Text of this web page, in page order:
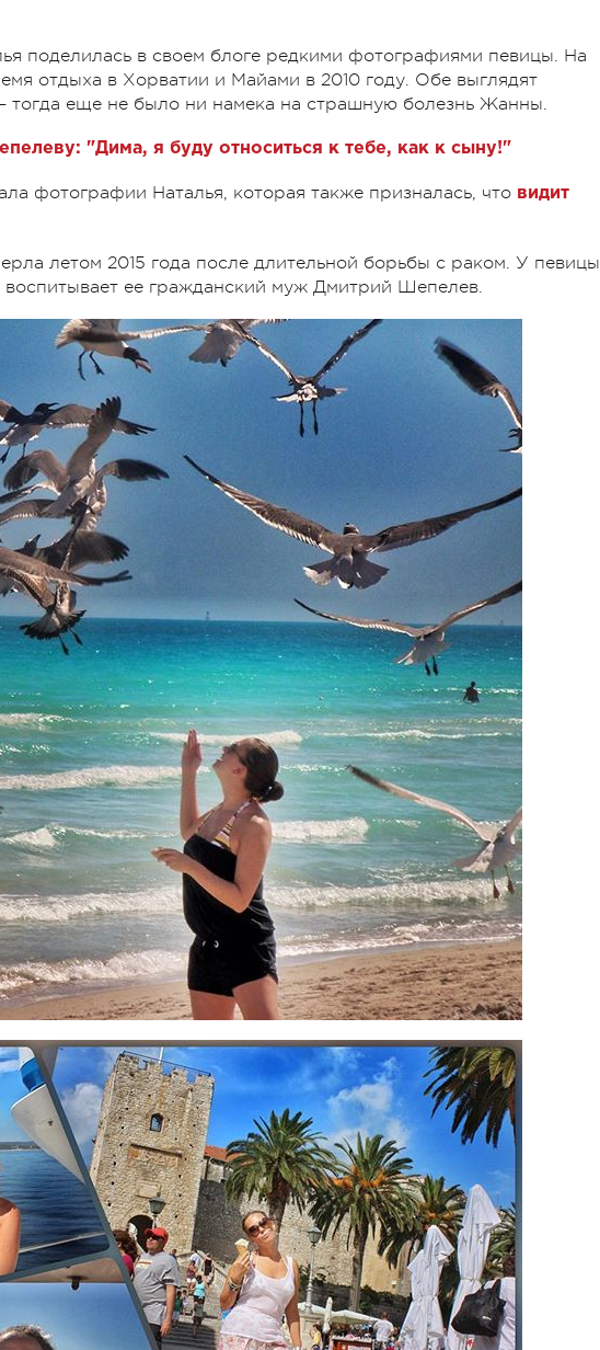
поделилась в своем блоге редкими фотографиями певицы. На
отдыха в Хорватии и Майами в 2010 году. Обе выглядят
тогда еще не было ни намека на страшную болезнь Жанны.
"Дима, я буду относиться к тебе, как к сыну!"
фотографии Наталья, которая также призналась, что видит
летом 2015 года после длительной борьбы с раком. У певицы
воспитывает ее гражданский муж Дмитрий Шепелев.